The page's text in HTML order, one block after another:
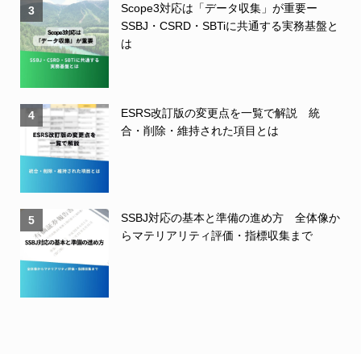
3
Scope3対応は「データ収集」が重要ー
SSBJ・CSRD・SBTiに共通する実務基盤と
は
4
ESRS改訂版の変更点を一覧で解説 統
合・削除・維持された項目とは
5
SSBJ対応の基本と準備の進め方 全体像か
らマテリアリティ評価・指標収集まで